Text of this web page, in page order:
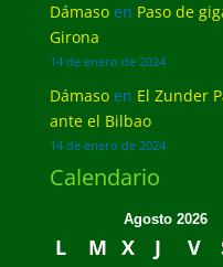
Dámasoen Paso de
Girona
14 de enero de 2024
Dámasoen El Zunder
ante el Bilbao
14 de enero de 2024
Calendario
Agosto 2026
L M X J V